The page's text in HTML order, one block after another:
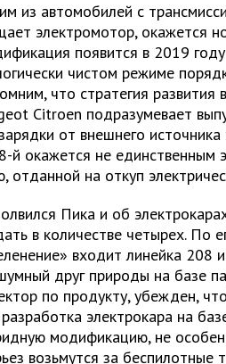
из автомобилей с
электромотор, окажется
появится в 2019
чистом режиме
что стратегия развития
Citroen подразумевает
от внешнего
й окажется не единственным
отданной на откуп
Пика и об
в количестве четырех. По
входит линейка 208
друг природы на базе
по продукту, убежден,
электрокара на
модификацию, не
возьмутся за беспилотные